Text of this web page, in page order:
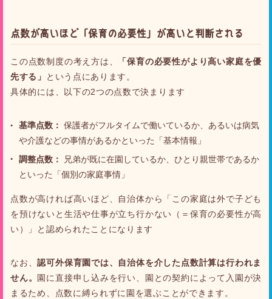
点数が高いほど「保育の必要性」 が高いと判断される
この点数制度の考え方は、
「保育の必要性がより高い家庭を優
先する」
という点にあります。
具体的には、以下の2つの点数で決まります
基準点数： 保護者がフルタイムで働いているか、あるいは病気
や介護などの事情があるかといった「基本情報」
調整点数：
兄弟が既に在園しているか、ひとり親世帯であるか
といった「個別の家庭事情」
点数が高ければ高いほど、自治体から「この家庭は外で子ども
を預けないと生活や仕事が立ち行かない（＝保育の必要性が高
い）」と認められたことになります
なお、認可外保育園では、自治体を介した点数計算は行われま
せん。
園に直接申し込みを行い、園との契約によって入園が決
まるため、点数に縛られずに園を選ぶことができます。